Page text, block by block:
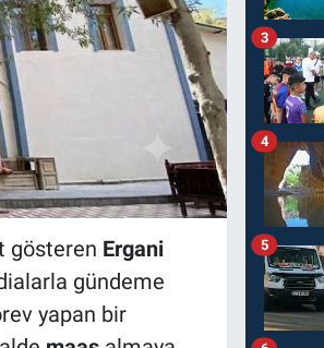
gösteren Ergani
gündeme
yapan bir
3
4
5